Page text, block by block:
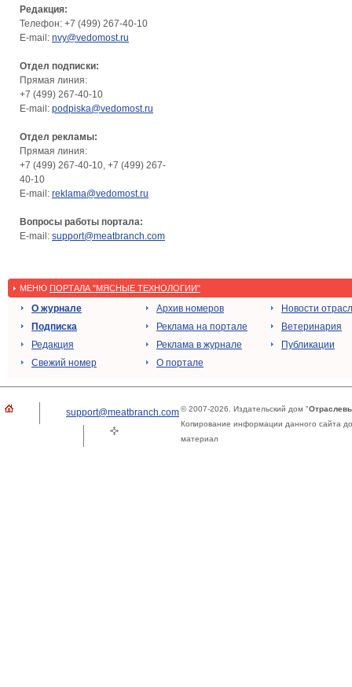
Редакция:
Телефон: +7 (499) 267-40-10
E-mail: nvy@vedomost.ru
Отдел подписки:
Прямая линия:
+7 (499) 267-40-10
E-mail: podpiska@vedomost.ru
Отдел рекламы:
Прямая линия:
+7 (499) 267-40-10, +7 (499) 267-
40-10
E-mail: reklama@vedomost.ru
Вопросы работы портала:
E-mail: support@meatbranch.com
МЕНЮ ПОРТАЛА "МЯСНЫЕ ТЕХНОЛОГИИ"
О журнале
Подписка
Редакция
Свежий номер
Архив номеров
Реклама на портале
Реклама в журнале
О портале
Новости
Ветеринария
Публикации
support@meatbranch.com© 2007-2026. Издательский дом "
Копирование информации данного сайта
материал